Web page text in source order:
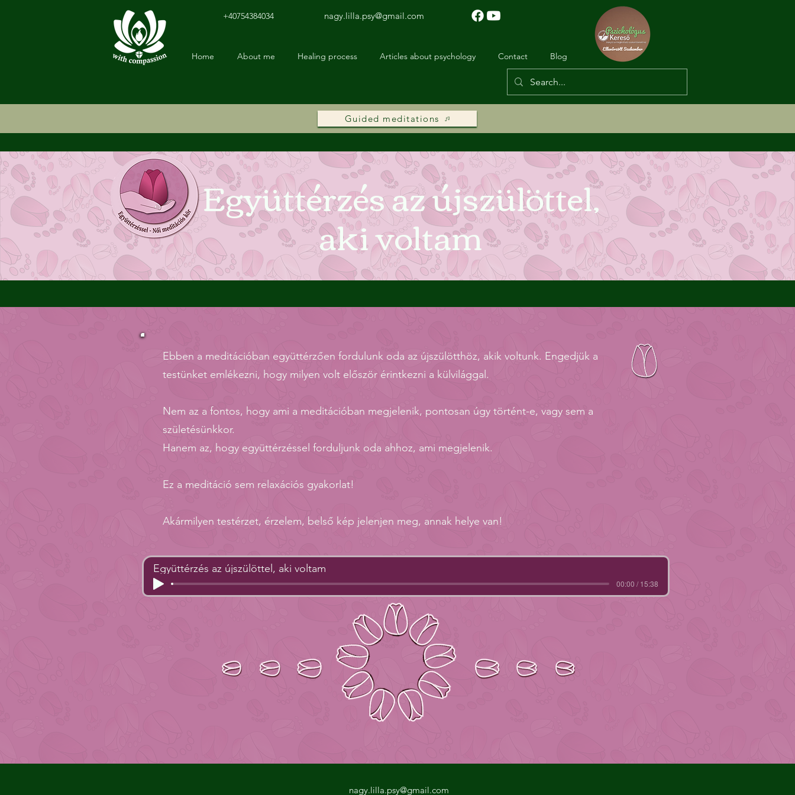
+40754384034 nagy.lilla.psy@gmail.com
Home About me Healing process Articles about psychology Contact Blog
Guided meditations
Együttérzés az újszülöttel,
aki voltam
Ebben a meditációban együttérzően fordulunk oda az újszülötthöz, akik voltunk. Engedjük a
testünket emlékezni, hogy milyen volt először érintkezni a külvilággal.
Nem az a fontos, hogy ami a meditációban megjelenik, pontosan úgy történt-e, vagy sem a
születésünkkor.
Hanem az, hogy együttérzéssel forduljunk oda ahhoz, ami megjelenik.
Ez a meditáció sem relaxációs gyakorlat!
Akármilyen testérzet, érzelem, belső kép jelenjen meg, annak helye van!
Együttérzés az újszülöttel, aki voltam
00:00 / 15:38
nagy.lilla.psy@gmail.com